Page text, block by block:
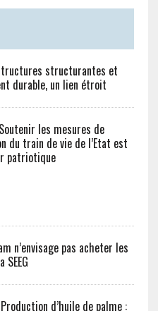
structurantes et
durable, un lien étroit
les mesures de
du train de vie de l’Etat est
patriotique
n’envisage pas acheter les
d’huile de palme :